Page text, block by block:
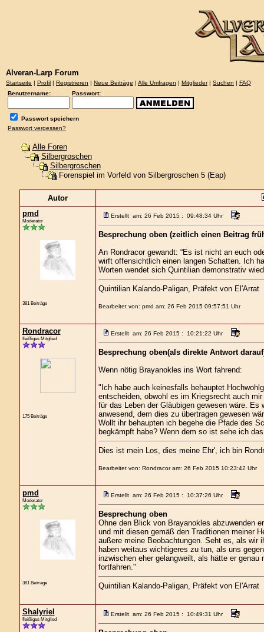
Alveran-Larp Forum
Startseite | Profil | Registrieren | Neue Beiträge | Alle Umfragen | Mitglieder| Suchen | FAQ
Benutzername:
Passwort:
Passwort speichern
Passwort vergessen?
Alle Foren
Silbergroschen
Silbergroschen
Forenspiel im Vorfeld von Silbergroschen 5 (Eap)
Autor
pmd
Moderator
381 Beiträge
Erstellt am: 26 Feb 2015 : 09:48:34 Uhr
Besprechung oben (zeitlich einen Beitrag
An Rondracor gewandt: “Es ist nicht an euch
wirft offensichtlich einen langen Schatten. Ich
Worten wendet sich Quintilian demonstrativ
Quintilian Kalando-Paligan, Präfekt von El'Arrat
Bearbeitet von: pmd am: 26 Feb 2015 09:57:51 Uhr
Rondracor
fleißiges Mitglied
175 Beiträge
Erstellt am: 26 Feb 2015 : 10:21:22 Uhr
Besprechung oben(als direkte Antwort
Wenn nötig Brayanokles ins Wort fahrend:
"Ich habe auch keinesfalls behauptet
entscheiden, obwohl es im Kriegsrecht auch
für das Leben der Gläubigen gewesen wäre.
anwesend, dem dies zu übertragen gewesen
Wollt ihr behaupten ich begehe die Pfade des
begkämpft habe? Wenn dem so ist sehe ich
Dies ist mein Los, dies meine Ehr', ich bin
Bearbeitet von: Rondracor am: 26 Feb 2015 10:23:42 Uhr
pmd
Moderator
381 Beiträge
Erstellt am: 26 Feb 2015 : 10:37:26 Uhr
Besprechung oben
Ohne den Blick von Brayanokles abzuwenden
und mit diesen gemäß den Traditionen meiner
äußere meine Beobachtungen. Seht es, als wir
haben weitaus wichtigeres zu tun, als uns
inzwischen eher gelangweilt, als hätte er
fortfahren."
Quintilian Kalando-Paligan, Präfekt von El'Arrat
Shalyriel
fleißiges Mitglied
Erstellt am: 26 Feb 2015 : 10:49:31 Uhr